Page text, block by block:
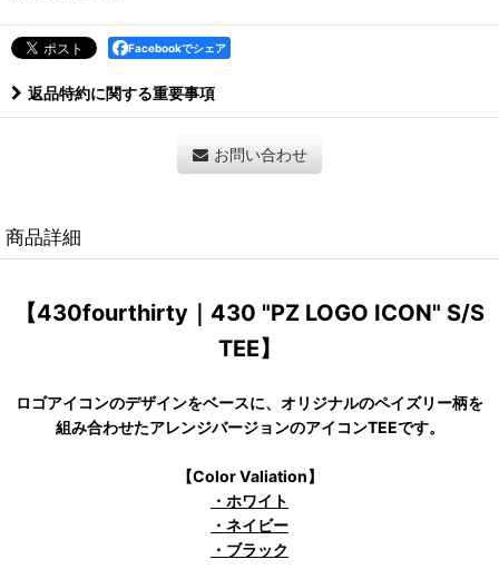
Facebookでシェア
返品特約に関する重要事項
お問い合わせ
商品詳細
【430fourthirty｜430 "PZ LOGO ICON" S/S
TEE】
ロゴアイコンのデザインをベースに、オリジナルのペイズリー柄を
組み合わせたアレンジバージョンのアイコンTEEです。
【Color Valiation】
・ホワイト
・ネイビー
・ブラック